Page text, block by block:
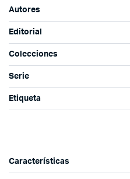
Autores
Editorial
Colecciones
Serie
Etiqueta
Características